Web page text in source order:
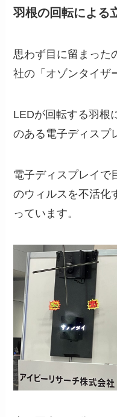
羽根の回転による
思わず目に留まった
社の「オゾンタイザ
LEDが回転する羽根
のある電子ディスプ
電子ディスプレイで
のウィルスを不活化
っています。